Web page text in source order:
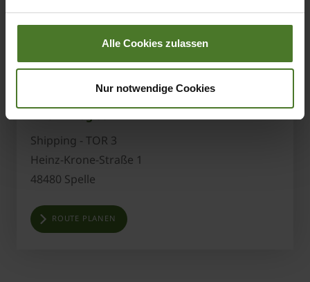
Alle Cookies zulassen
Nur notwendige Cookies
KRONE Logistik
Shipping - TOR 3
Heinz-Krone-Straße 1
48480 Spelle
ROUTE PLANEN